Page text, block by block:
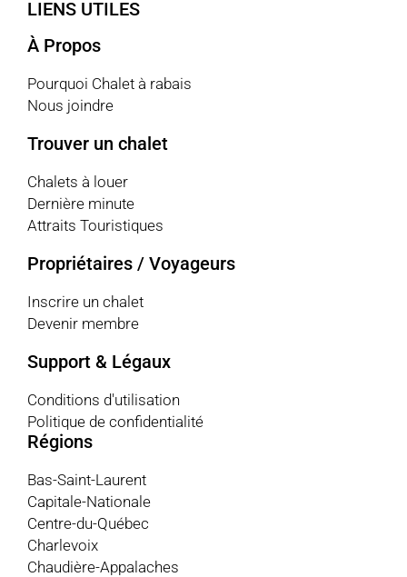
LIENS UTILES
À Propos
Pourquoi Chalet à rabais
Nous joindre
Trouver un chalet
Chalets à louer
Dernière minute
Attraits Touristiques
Propriétaires / Voyageurs
Inscrire un chalet
Devenir membre
Support & Légaux
Conditions d'utilisation
Politique de confidentialité
Régions
Bas-Saint-Laurent
Capitale-Nationale
Centre-du-Québec
Charlevoix
Chaudière-Appalaches